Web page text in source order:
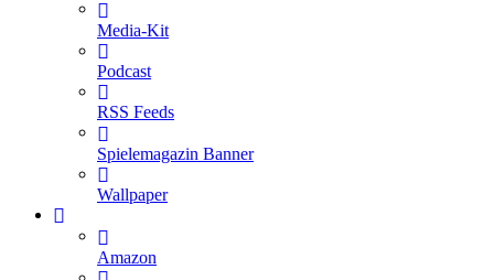
Media-Kit
Podcast
RSS Feeds
Spielemagazin Banner
Wallpaper
Amazon